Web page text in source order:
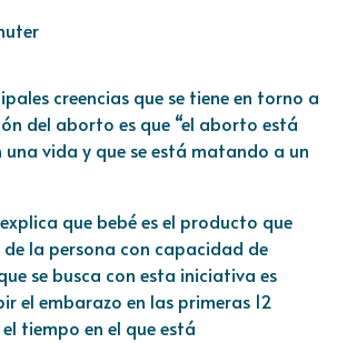
creencias que se tiene en torno a
del aborto es que “el aborto está
vida y que se está matando a un
que bebé es el producto que
de la persona con capacidad de
se busca con esta iniciativa es
el embarazo en las primeras 12
tiempo en el que está